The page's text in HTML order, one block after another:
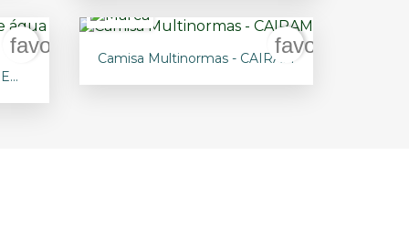
favorite_border  Vista rápida
Camisa Multinormas - CAIRAM